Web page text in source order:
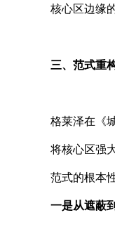
核心区边缘
三、范式重
格莱泽在《
将核心区强
范式的根本
一是从遮蔽